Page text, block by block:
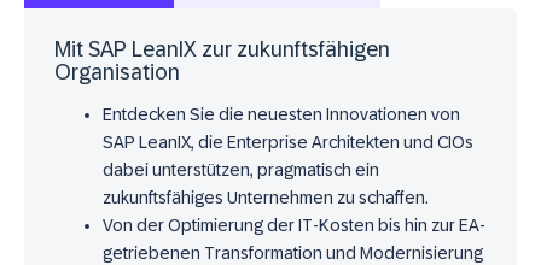
Mit SAP LeanIX zur zukunftsfähigen
Organisation
Entdecken Sie die neuesten Innovationen von
SAP LeanIX, die Enterprise Architekten und CIOs
dabei unterstützen, pragmatisch ein
zukunftsfähiges Unternehmen zu schaffen.
Von der Optimierung der IT-Kosten bis hin zur EA-
getriebenen Transformation und Modernisierung